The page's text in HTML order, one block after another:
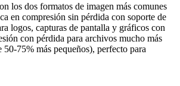
los dos formatos de imagen más comunes
en compresión sin pérdida con soporte de
logos, capturas de pantalla y gráficos con
con pérdida para archivos mucho más
50-75% más pequeños), perfecto para